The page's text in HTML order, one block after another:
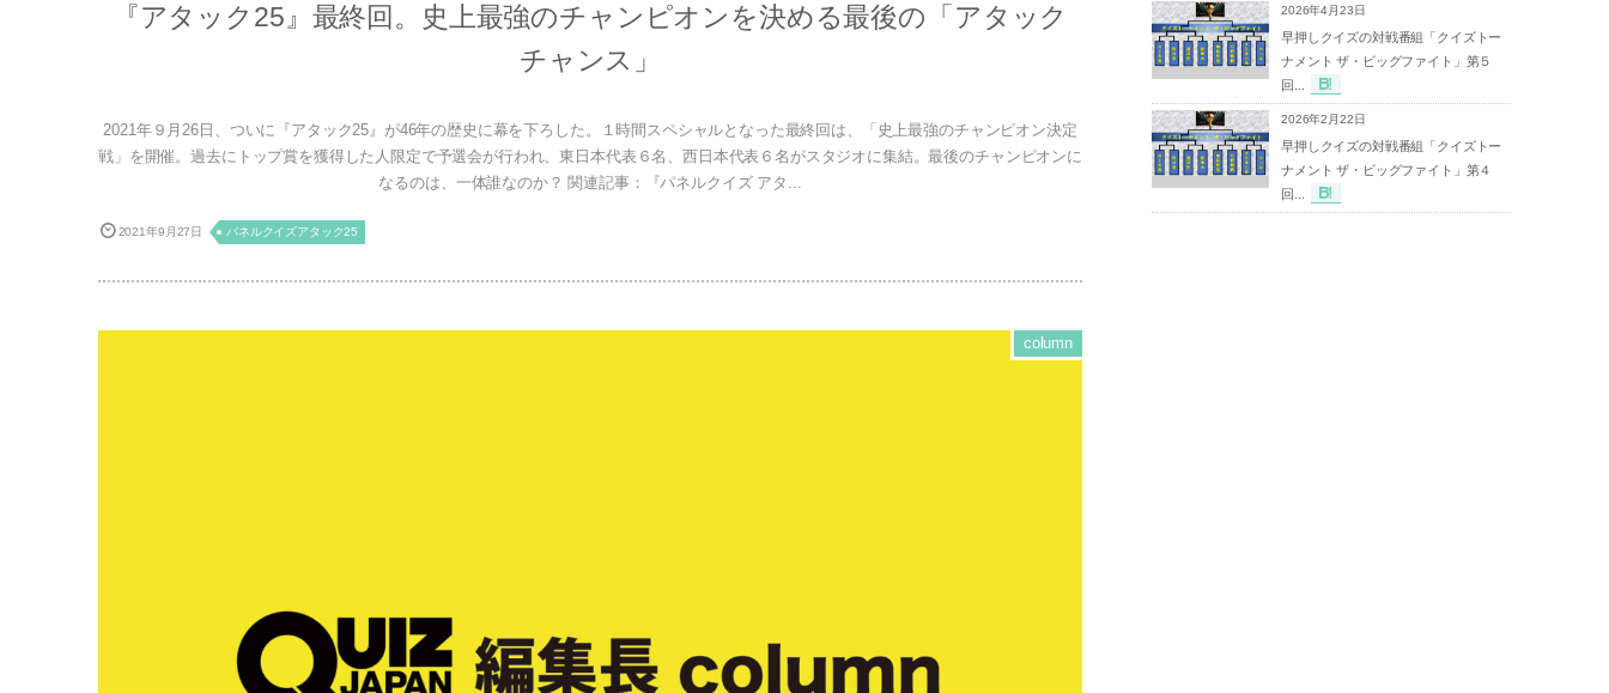
『アタック25』最終回。史上最強のチャンピオンを決める最後の「アタック
チャンス」
2021年９月26日、ついに『アタック25』が46年の歴史に幕を下ろした。１時間スペシャルとなった最終回は、「史上最強のチャンピオン決定
戦」を開催。過去にトップ賞を獲得した人限定で予選会が行われ、東日本代表６名、西日本代表６名がスタジオに集結。最後のチャンピオンに
なるのは、一体誰なのか？ 関連記事：『パネルクイズ アタ...
2021年9月27日 パネルクイズアタック25
column
2026年4月23日
早押しクイズの対戦番組「クイズトー
ナメント ザ・ビッグファイト」第５
回...
2026年2月22日
早押しクイズの対戦番組「クイズトー
ナメント ザ・ビッグファイト」第４
回...